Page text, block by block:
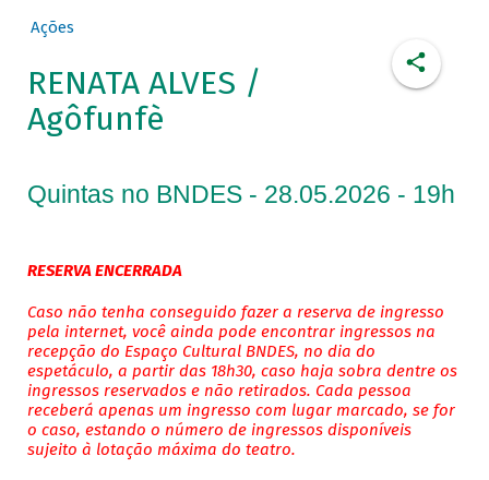
Ações
RENATA ALVES /
Agôfunfè
Quintas no BNDES - 28.05.2026 - 19h
RESERVA ENCERRADA
Caso não tenha conseguido fazer a reserva de ingresso
pela internet, você ainda pode encontrar ingressos na
recepção do Espaço Cultural BNDES, no dia do
espetáculo, a partir das 18h30, caso haja sobra dentre os
ingressos reservados e não retirados. Cada pessoa
receberá apenas um ingresso com lugar marcado, se for
o caso, estando o número de ingressos disponíveis
sujeito à lotação máxima do teatro.